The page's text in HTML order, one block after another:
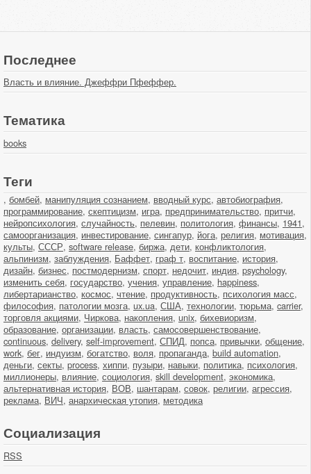
Последнее
Власть и влияние. Джеффри Пфеффер.
Тематика
books
Теги
, бомбей, манипуляция сознанием, вводный курс, автобиография,
программирование, скептицизм, игра, предпринимательство, притчи,
нейропсихология, случайность, пелевин, политология, финансы, 1941,
самоорганизация, инвестирование, сингапур, йога, религия, мотивация,
культы, СССР, software release, биржа, дети, конфликтология,
альпинизм, заблуждения, Баффет, граф т, воспитание, история,
дизайн, бизнес, постмодернизм, спорт, недочит, индия, psychology,
изменить себя, государство, учения, управление, happiness,
либертарианство, космос, чтение, продуктивность, психология масс,
философия, патологии мозга, ux.ua, США, технологии, тюрьма, carrier,
торговля акциями, Чиркова, накопления, unix, бихевиоризм,
образование, организации, власть, самосовершенствование,
continuous, delivery, self-improvement, СПИД, попса, привычки, общение,
work, бег, индуизм, богатство, воля, пропаганда, build automation,
деньги, секты, process, хиппи, пузыри, навыки, политика, психология,
миллионеры, влияние, социология, skill development, экономика,
альтернативная история, ВОВ, шантарам, совок, религии, агрессия,
реклама, ВИЧ, анархическая утопия, методика
Социализация
RSS